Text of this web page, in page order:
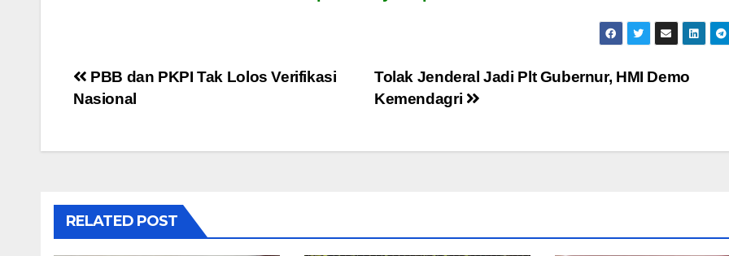
Post
Tolak Jenderal Jadi Plt Gubernur, HMI Demo
Kemendagri
PBB dan PKPI Tak Lolos Verifikasi
Nasional
RELATED POST